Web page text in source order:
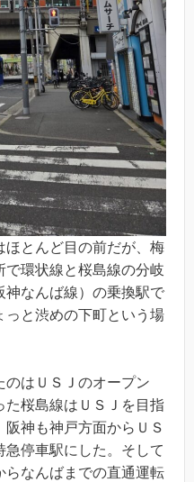
ほとんど目の前だが、梅
で環状線と桜島線の分岐
神なんば線）の乗換駅で
っと渋めの下町という場
のはＵＳＪのオープン
た桜島線はＵＳＪを目指
神も神戸方面からＵＳ
急停車駅にした。そして
らなんばまでの直通運転